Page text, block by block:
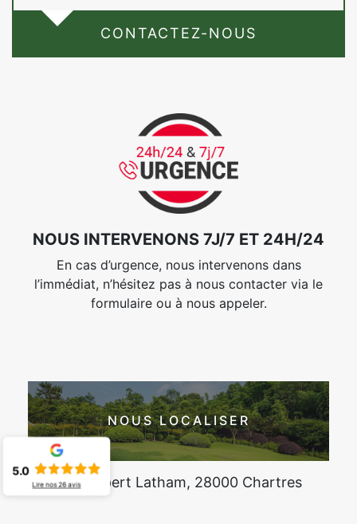
CONTACTEZ-NOUS
NOUS INTERVENONS 7J/7 ET 24H/24
En cas d’urgence, nous intervenons dans
l’immédiat, n’hésitez pas à nous contacter via le
formulaire ou à nous appeler.
NOUS LOCALISER
Rue Hubert Latham, 28000 Chartres
5.0
Lire nos26avis